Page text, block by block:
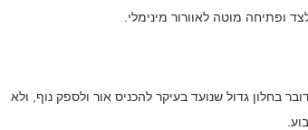
ופתיחה מוטה לאוורור מינימלי.
בחלון גדול שנועד בעיקר להכניס אור ולספק נוף, ולא